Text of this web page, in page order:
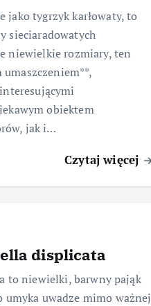
jako tygrzyk karłowaty, to
sieciaradowatych
niewielkie rozmiary, ten
obiektem
jak i…
Czytaj więcej
displicata
to niewielki, barwny pająk
umyka uwadze mimo ważnej